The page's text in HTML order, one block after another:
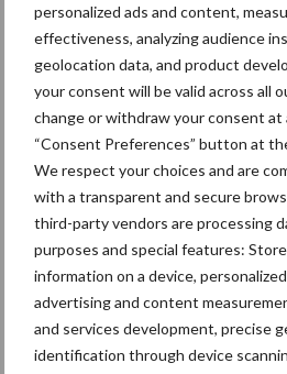
personalized ads and content,
effectiveness, analyzing audience
geolocation data, and product
your consent will be valid across all
change or withdraw your consent at
“Consent Preferences” button at
We respect your choices and are
with a transparent and secure
third-party vendors are processing
purposes and special features:
information on a device,
advertising and content
and services development, precise
identification through device
Primaire
Recent nieuws
Bedrijfsnieuws
Toon